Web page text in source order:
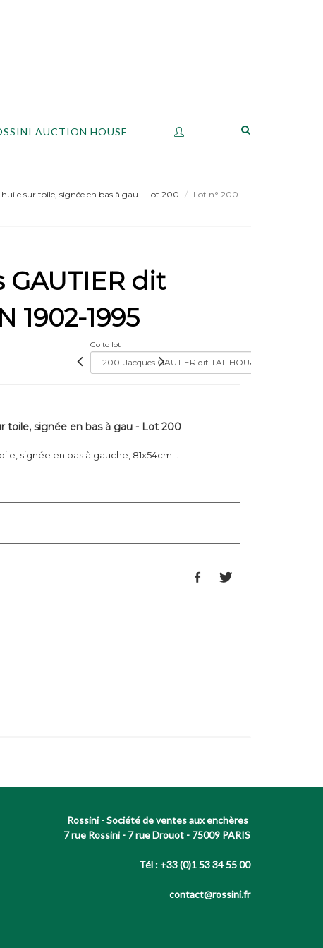
AUCTION HOUSE
sur toile, signée en bas à gau - Lot 200 Lot n° 200
GAUTIER dit
1902-1995
Go to lot
toile, signée en bas à gau - Lot 200
signée en bas à gauche, 81x54cm. .
Rossini - Société de ventes aux enchères
7 rue Rossini - 7 rue Drouot - 75009 PARIS
Tél : +33 (0)1 53 34 55 00
contact@rossini.fr